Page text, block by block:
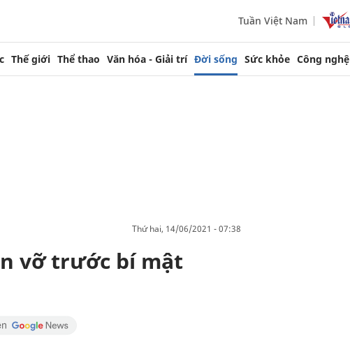
Tuần Việt Nam
Thế giới Thể thao Văn hóa - Giải trí Đời sống Sức khỏe Công nghệ
thứ hai, 14/06/2021 - 07:38
vỡ trước bí mật